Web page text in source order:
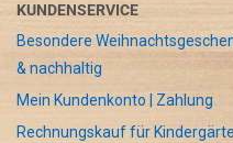
KUNDENSERVICE
Besondere
& nachhaltig
Mein Kundenkonto | Zahlung
Rechnungskauf für